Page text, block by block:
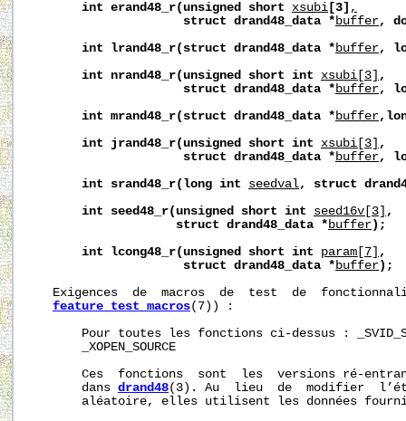
int erand48_r(unsigned short xsubi [3] ,
struct drand48_data *buffer,
int
lrand48_r(struct drand48_data *buffer,
int
nrand48_r(unsigned short int xsubi[3]
,
struct drand48_data *buffer,
int mrand48_r(struct drand48_data *buffer
int
jrand48_r(unsigned short int xsubi[3]
,
struct drand48_data *buffer,
int
srand48_r(long int seedval, struct
int
seed48_r(unsigned short int seed16v[3]
,
struct drand48_data *buffer );
int
lcong48_r(unsigned short int param[7]
,
struct drand48_data *buffer );
Exigences  de  macros  de  test  de
feature_test_macros(7)) :
Pour toutes les fonctions ci-dessus :
       _XOPEN_SOURCE
Ces  fonctions  sont  les  versions ré-
       dans
drand48(3). Au  lieu  de  modifier
aléatoire, elles utilisent les données